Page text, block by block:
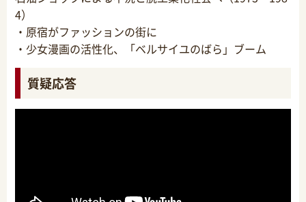
4）
・原宿がファッションの街に
・少女漫画の活性化、「ベルサイユのばら」ブーム
質疑応答